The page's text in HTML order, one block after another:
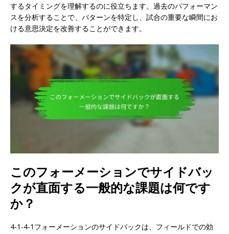
するタイミングを理解するのに役立ちます。過去のパフォーマン
スを分析することで、パターンを特定し、試合の重要な瞬間にお
ける意思決定を改善することができます。
このフォーメーションでサイドバッ
クが直面する一般的な課題は何です
か？
4-1-4-1フォーメーションのサイドバックは、フィールドでの効